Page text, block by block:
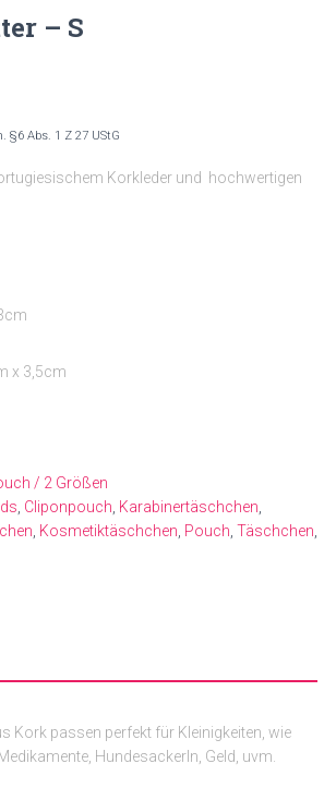
– S
§6 Abs. 1 Z 27 UStG
Korkleder und hochwertigen
x 3,5cm
/ 2 Größen
, Cliponpouch, Karabinertäschchen,
, Kosmetiktäschchen, Pouch, Täschchen,
Kork passen perfekt für Kleinigkeiten, wie
Hundesackerln, Geld, uvm.